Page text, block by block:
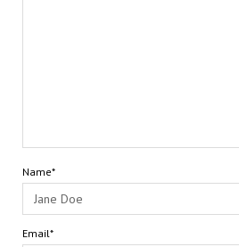
Name*
Email*